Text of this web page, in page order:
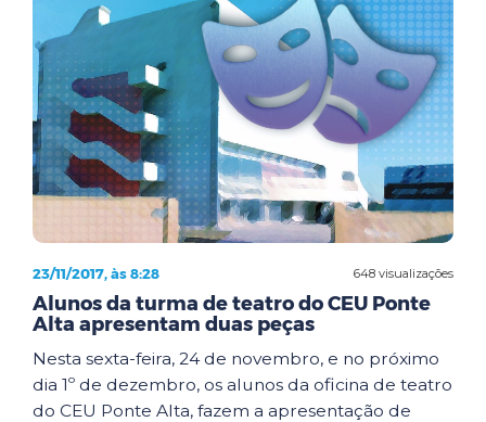
648 visualizações
23/11/2017, às 8:28
Alunos da turma de teatro do CEU Ponte
Alta apresentam duas peças
Nesta sexta-feira, 24 de novembro, e no próximo
dia 1º de dezembro, os alunos da oficina de teatro
do CEU Ponte Alta, fazem a apresentação de